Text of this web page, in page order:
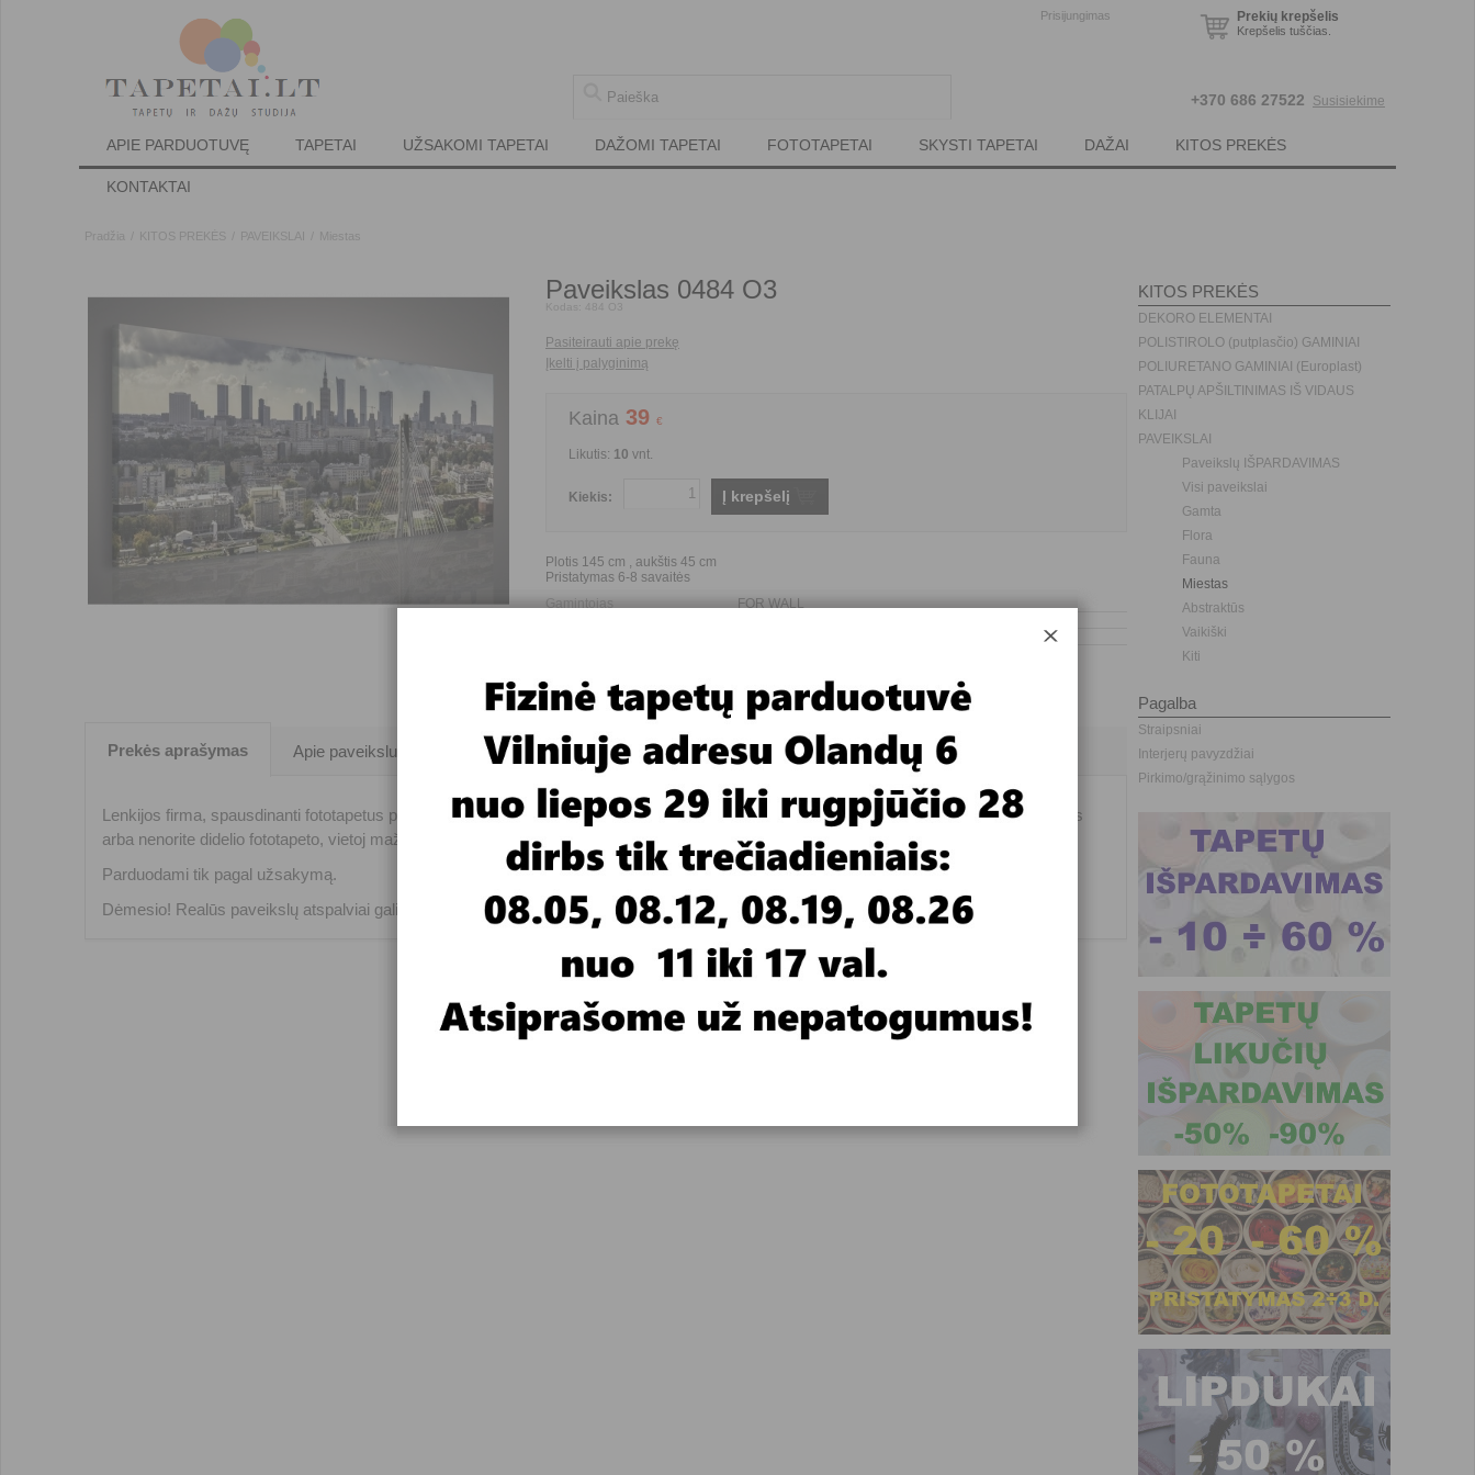
Prisijungimas Prekių krepšelis
Krepšelis tuščias.
+370 686 27522 Susisiekime
APIE PARDUOTUVĘ TAPETAI UŽSAKOMI TAPETAI DAŽOMI TAPETAI FOTOTAPETAI SKYSTI TAPETAI DAŽAI KITOS PREKĖS
KONTAKTAI
Pradžia KITOS PREKĖS PAVEIKSLAI Miestas
Paveikslas 0484 O3
Kodas:
Pasiteirauti apie prekę
Įkelti į palyginimą
Kaina 39 €
Likutis: 10 vnt.
Kiekis: Į krepšelį
Plotis 145 cm , aukštis 45 cm
Pristatymas 6-8 savaitės
Gamintojas
FOR WALL
Prekės aprašymas Apie paveikslus
Lenkijos firma, spausdinanti fototapetus prekiniu ženklu For Wall, gamina ir paveikslus - interjero dekoracijas. Jeigu neturite didelės sienos
arba nenorite didelio fototapeto, vietoj mažo fototapeto geriau siūlyčiau kabinti vienos ar kelių dalių paveikslą.
Parduodami tik pagal užsakymą.
Dėmesio! Realūs paveikslų atspalviai gali nežymiai skirtis nuo pavyzdžio monitoriuje.
KITOS PREKĖS
DEKORO ELEMENTAI
POLISTIROLO (putplasčio) GAMINIAI
POLIURETANO GAMINIAI (Europlast)
PATALPŲ APŠILTINIMAS IŠ VIDAUS
KLIJAI
PAVEIKSLAI
Paveikslų IŠPARDAVIMAS
Visi paveikslai
Gamta
Flora
Fauna
Miestas
Abstraktūs
Vaikiški
Kiti
Pagalba
Straipsniai
Interjerų pavyzdžiai
Pirkimo/grąžinimo sąlygos